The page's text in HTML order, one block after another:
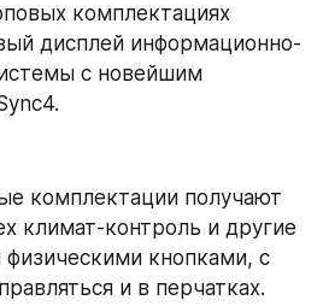
комплектациях
дисплей информационно-
с новейшим
комплектации получают
климат-контроль и другие
физическими кнопками, с
и в перчатках.